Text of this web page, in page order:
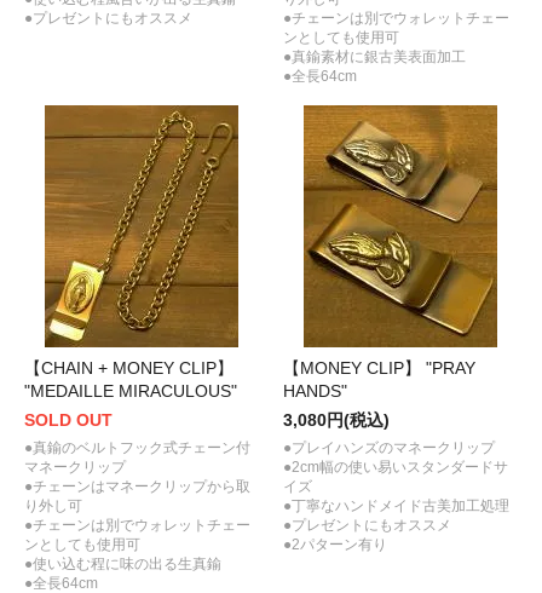
●プレゼントにもオススメ
●チェーンは別でウォレットチェー
ンとしても使用可
●真鍮素材に銀古美表面加工
●全長64cm
【CHAIN + MONEY CLIP】
"MEDAILLE MIRACULOUS"
SOLD OUT
●真鍮のベルトフック式チェーン付
マネークリップ
●チェーンはマネークリップから取
り外し可
●チェーンは別でウォレットチェー
ンとしても使用可
●使い込む程に味の出る生真鍮
●全長64cm
【MONEY CLIP】 "PRAY
HANDS"
3,080円(税込)
●プレイハンズのマネークリップ
●2cm幅の使い易いスタンダードサ
イズ
●丁寧なハンドメイド古美加工処理
●プレゼントにもオススメ
●2パターン有り